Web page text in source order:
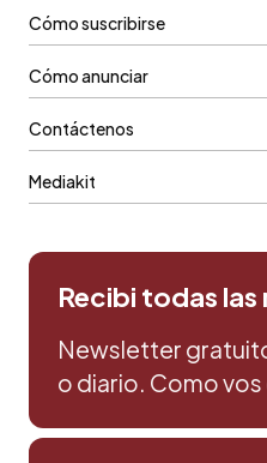
Cómo suscribirse
Cómo anunciar
Contáctenos
Mediakit
Recibi todas
Newsletter
o diario. Como vos